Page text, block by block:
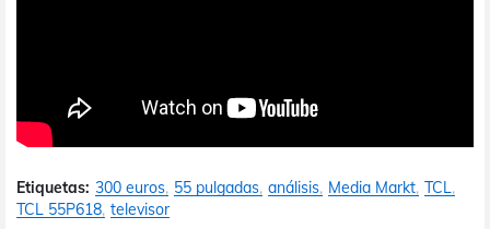
Etiquetas: 300 euros 55 pulgadas análisis Media Markt TCL
TCL 55P618 televisor